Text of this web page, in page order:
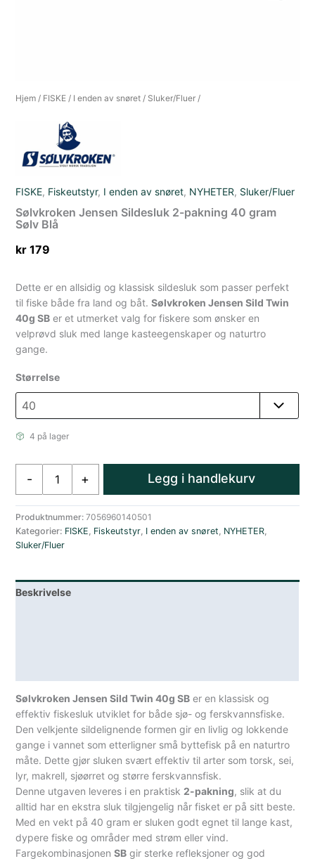
Hjem / FISKE / I enden av snøret / Sluker/Fluer /
FISKE, Fiskeutstyr, I enden av snøret, NYHETER, Sluker/Fluer
Sølvkroken Jensen Sildesluk 2-pakning 40 gram
Sølv Blå
kr 179
Dette er en allsidig og klassisk sildesluk som passer perfekt
til fiske både fra land og båt.Sølvkroken Jensen Sild Twin
40g SB er et utmerket valg for fiskere som ønsker en
velprøvd sluk med lange kasteegenskaper og naturtro
gange.
Størrelse
4 på lager
-
2-
pakning
40
Sølv
Blå
+ Legg i handlekurv
Produktnummer:7056960140501
Kategorier: FISKE, Fiskeutstyr, I enden av snøret, NYHETER,
Sluker/Fluer
Beskrivelse
Sølvkroken Jensen Sild Twin 40g SB er en klassisk og
effektiv fiskesluk utviklet for både sjø- og ferskvannsfiske.
Den velkjente sildelignende formen gir en livlig og lokkende
gange i vannet som etterligner små byttefisk på en naturtro
måte. Dette gjør sluken svært effektiv til arter som torsk, sei,
lyr, makrell, sjøørret og større ferskvannsfisk.
Denne utgaven leveres i en praktisk 2-pakning, slik at du
alltid har en ekstra sluk tilgjengelig når fisket er på sitt beste.
Med en vekt på 40 gram er sluken godt egnet til lange kast,
dypere fiske og områder med strøm eller vind.
FargekombinasjonenSB gir sterke refleksjoner og god